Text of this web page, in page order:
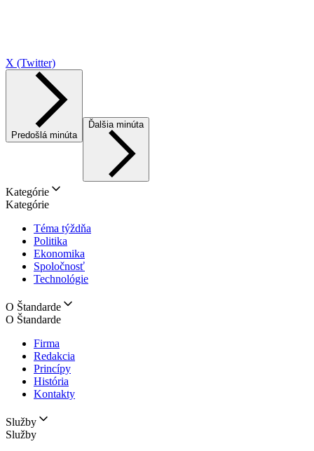
X (Twitter)
Predošlá minúta
Ďalšia minúta
Kategórie
Kategórie
Téma týždňa
Politika
Ekonomika
Spoločnosť
Technológie
O Štandarde
O Štandarde
Firma
Redakcia
Princípy
História
Kontakty
Služby
Služby